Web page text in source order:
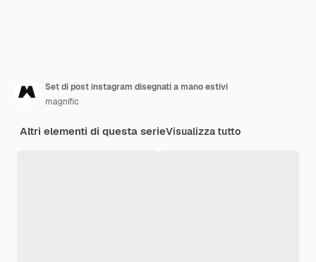
Set di post instagram disegnati a mano estivi
magnific
Altri elementi di questa serieVisualizza tutto